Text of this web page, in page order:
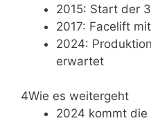
2015: Start der
2017: Facelift
2024:
erwartet
4Wie es weitergeht
2024 kommt die